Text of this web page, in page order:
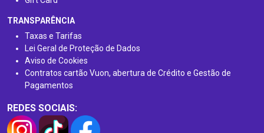
TRANSPARÊNCIA
Taxas e Tarifas
Lei Geral de Proteção de Dados
Aviso de Cookies
Contratos cartão Vuon, abertura de Crédito e Gestão de
Pagamentos
REDES SOCIAIS: